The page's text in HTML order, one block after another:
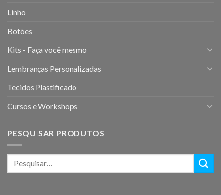
Linho
Botões
Kits - Faça você mesmo
Lembranças Personalizadas
Tecidos Plastificado
Cursos e Workshops
PESQUISAR PRODUTOS